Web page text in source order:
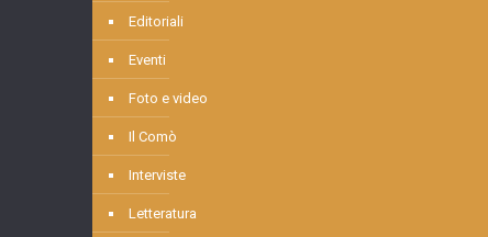
Editoriali
Eventi
Foto e video
Il Comò
Interviste
Letteratura